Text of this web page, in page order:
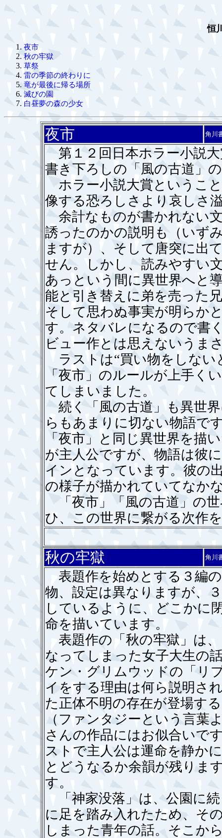
恒
夜市
秋の牢獄
草祭
雷の季節の終わりに
竜が最後に帰る場所
滅びの園
白昼夢の森の少女
夜市 角川
第１２回日本ホラー小説
書き下ろしの「風の古道」
ホラー小説大賞というこ
像する恐ろしさより哀しさ
余計なものが書かれない
誘ったのかの説明も（いず
ますが）、そして唐突に出
せん。しかし、読みやすい
あっという間に異世界へと
能と引き替えに弟を売った
そして思わぬ事実が明らか
す。ネタバレになるので書
ビュー作とは思えないうま
ラストは“買い物をしない
「夜市」のルールが上手く
てしまいました。
続く「風の古道」も異世
らもあまりに切ない物語で
「夜市」と同じ異世界を描
が主人公ですが、物語は彼
インとなっています。彼の
の様子が描かれていてなか
「夜市」「風の古道」の
ひ、この世界に繋がる次
秋の牢獄 角川
表題作を始めとする３編
物、設定は異なりますが、
しているように、どこかに
命を描いています。
表題作の「秋の牢獄」は
なってしまった女子大生の
ケン・グリムウッドの「リ
イをする理由は何ら説明さ
た正体不明の存在が登場す
（ファンタジーという言葉
さんの作品にはお似合いで
ストで主人公は運命を静か
とどうなるか余韻が残りま
す。
「神家没落」は、公園に
に足を踏み入れたため、そ
しまった青年の話。そこか